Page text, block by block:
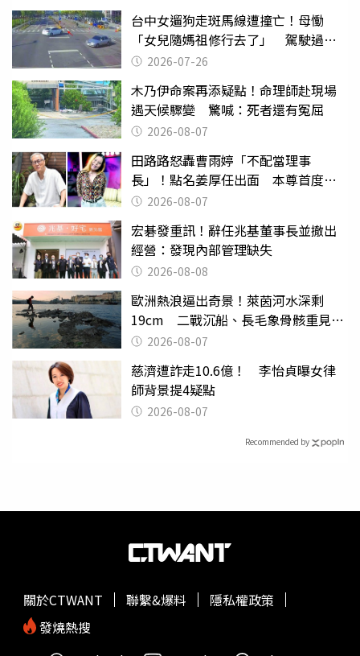
台中女遛狗走斑馬線遭撞亡！母慟
「女兒隨媽祖修行去了」 駕駛過失
致死判9月
2026-07-26
木乃伊命案再添疑點！命理師赴現場
遇天候驟變 驚喊：死者還有冤屈
2026-08-07
田路路怒轟曹雨婷「不配當理事
長」！點名姜厚任出面 本尊首度回
應了2026-08-07
宏碁發重訊！辭任兆基董事長並撤出
經營：發現內部管理缺失
2026-08-08
歐洲熱浪逼出奇景！萊茵河水深剩
19cm 二戰沉船、長毛象骨骸重見天
日 2026-08-07
慈濟遭詐走10.6億！ 李怡貞曝女律
師背景提4疑點
2026-08-07
Recommended by
關於CTWANT 聯繫&爆料
隱私權政策
發燒熱搜